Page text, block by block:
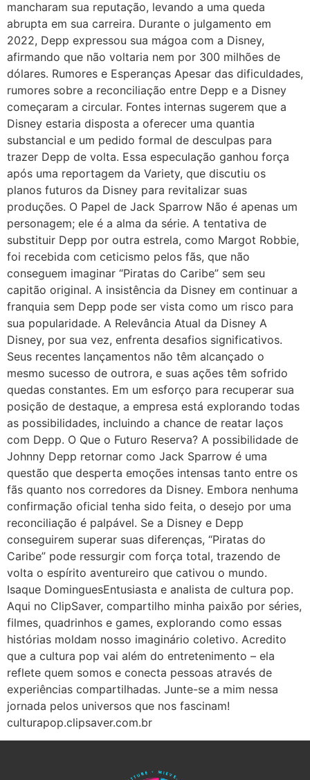
mancharam sua reputação, levando a uma queda
abrupta em sua carreira. Durante o julgamento em
2022, Depp expressou sua mágoa com a Disney,
afirmando que não voltaria nem por 300 milhões de
dólares. Rumores e Esperanças Apesar das dificuldades,
rumores sobre a reconciliação entre Depp e a Disney
começaram a circular. Fontes internas sugerem que a
Disney estaria disposta a oferecer uma quantia
substancial e um pedido formal de desculpas para
trazer Depp de volta. Essa especulação ganhou força
após uma reportagem da Variety, que discutiu os
planos futuros da Disney para revitalizar suas
produções. O Papel de Jack Sparrow Não é apenas um
personagem; ele é a alma da série. A tentativa de
substituir Depp por outra estrela, como Margot Robbie,
foi recebida com ceticismo pelos fãs, que não
conseguem imaginar “Piratas do Caribe” sem seu
capitão original. A insistência da Disney em continuar a
franquia sem Depp pode ser vista como um risco para
sua popularidade. A Relevância Atual da Disney A
Disney, por sua vez, enfrenta desafios significativos.
Seus recentes lançamentos não têm alcançado o
mesmo sucesso de outrora, e suas ações têm sofrido
quedas constantes. Em um esforço para recuperar sua
posição de destaque, a empresa está explorando todas
as possibilidades, incluindo a chance de reatar laços
com Depp. O Que o Futuro Reserva? A possibilidade de
Johnny Depp retornar como Jack Sparrow é uma
questão que desperta emoções intensas tanto entre os
fãs quanto nos corredores da Disney. Embora nenhuma
confirmação oficial tenha sido feita, o desejo por uma
reconciliação é palpável. Se a Disney e Depp
conseguirem superar suas diferenças, “Piratas do
Caribe” pode ressurgir com força total, trazendo de
volta o espírito aventureiro que cativou o mundo.
Isaque DominguesEntusiasta e analista de cultura pop.
Aqui no ClipSaver, compartilho minha paixão por séries,
filmes, quadrinhos e games, explorando como essas
histórias moldam nosso imaginário coletivo. Acredito
que a cultura pop vai além do entretenimento – ela
reflete quem somos e conecta pessoas através de
experiências compartilhadas. Junte-se a mim nessa
jornada pelos universos que nos fascinam!
culturapop.clipsaver.com.br